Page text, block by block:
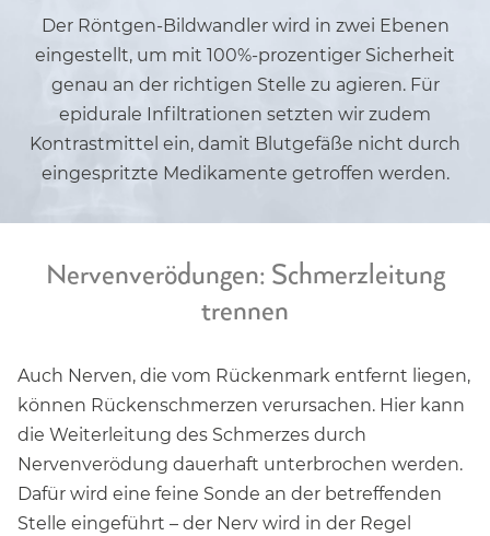
Der Röntgen-Bildwandler wird in zwei Ebenen
eingestellt, um mit 100%-prozentiger Sicherheit
genau an der richtigen Stelle zu agieren. Für
epidurale Infiltrationen setzten wir zudem
Kontrastmittel ein, damit Blutgefäße nicht durch
eingespritzte Medikamente getroffen werden.
Nervenverödungen: Schmerzleitung
trennen
Auch Nerven, die vom Rückenmark entfernt liegen,
können Rückenschmerzen verursachen. Hier kann
die Weiterleitung des Schmerzes durch
Nervenverödung dauerhaft unterbrochen werden.
Dafür wird eine feine Sonde an der betreffenden
Stelle eingeführt – der Nerv wird in der Regel